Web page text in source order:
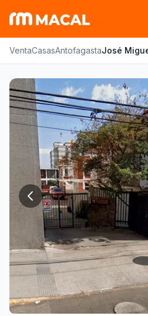
VentaCasasAntofagastaJosé